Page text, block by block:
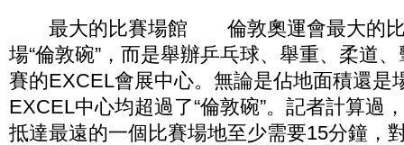
最大的比賽場館 倫敦奧運會最大的比
場“倫敦碗”，而是舉辦乒乓球、舉重、柔道
賽的EXCEL會展中心。無論是佔地面積還是
EXCEL中心均超過了“倫敦碗”。記者計算過
抵達最遠的一個比賽場地至少需要15分鐘，